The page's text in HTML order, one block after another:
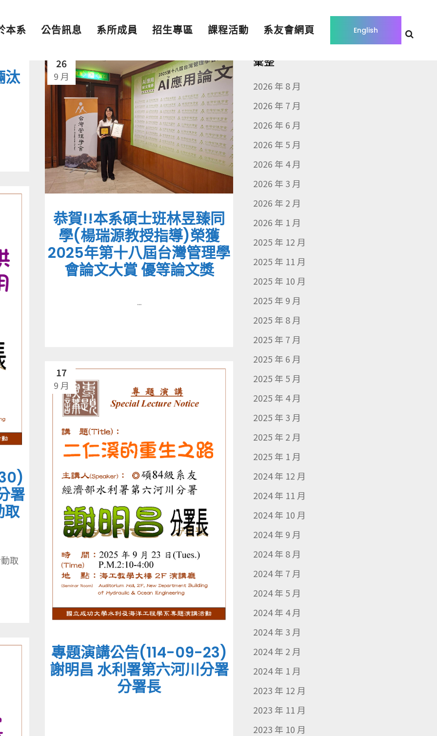
English
本系 公告訊息 系所成員 招生專區 課程活動 系友會網頁
汰
26
9 月
恭賀!!本系碩士班林昱臻同
學(楊瑞源教授指導)榮獲
2025年第十八屆台灣管理學
會論文大賞 優等論文獎
...
署
取
取
17
9 月
專題演講公告(114-09-23)
謝明昌 水利署第六河川分署
分署長
彙整
2026 年 8 月
2026 年 7 月
2026 年 6 月
2026 年 5 月
2026 年 4 月
2026 年 3 月
2026 年 2 月
2026 年 1 月
2025 年 12 月
2025 年 11 月
2025 年 10 月
2025 年 9 月
2025 年 8 月
2025 年 7 月
2025 年 6 月
2025 年 5 月
2025 年 4 月
2025 年 3 月
2025 年 2 月
2025 年 1 月
2024 年 12 月
2024 年 11 月
2024 年 10 月
2024 年 9 月
2024 年 8 月
2024 年 7 月
2024 年 5 月
2024 年 4 月
2024 年 3 月
2024 年 2 月
2024 年 1 月
2023 年 12 月
2023 年 11 月
2023 年 10 月